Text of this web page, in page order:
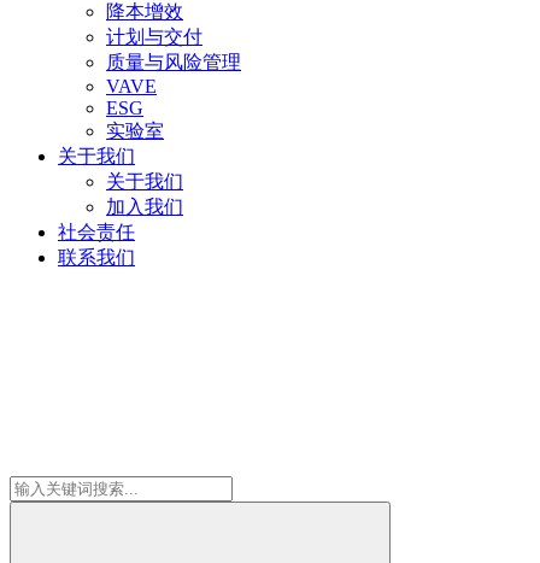
降本增效
计划与交付
质量与风险管理
VAVE
ESG
实验室
关于我们
关于我们
加入我们
社会责任
联系我们